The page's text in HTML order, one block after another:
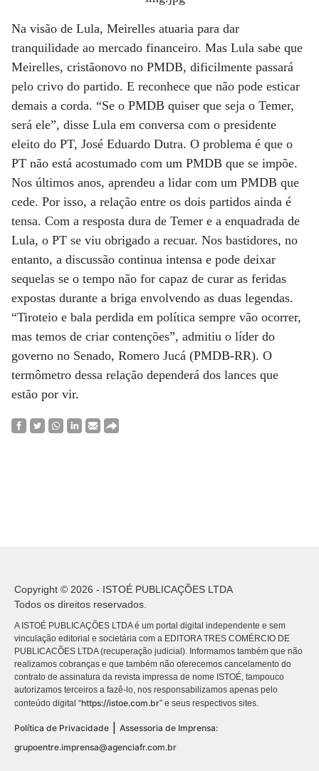
Na visão de Lula, Meirelles atuaria para dar
tranquilidade ao mercado financeiro. Mas Lula sabe que
Meirelles, cristãonovo no PMDB, dificilmente passará
pelo crivo do partido. E reconhece que não pode esticar
demais a corda. “Se o PMDB quiser que seja o Temer,
será ele”, disse Lula em conversa com o presidente
eleito do PT, José Eduardo Dutra. O problema é que o
PT não está acostumado com um PMDB que se impõe.
Nos últimos anos, aprendeu a lidar com um PMDB que
cede. Por isso, a relação entre os dois partidos ainda é
tensa. Com a resposta dura de Temer e a enquadrada de
Lula, o PT se viu obrigado a recuar. Nos bastidores, no
entanto, a discussão continua intensa e pode deixar
sequelas se o tempo não for capaz de curar as feridas
expostas durante a briga envolvendo as duas legendas.
“Tiroteio e bala perdida em política sempre vão ocorrer,
mas temos de criar contenções”, admitiu o líder do
governo no Senado, Romero Jucá (PMDB-RR). O
termômetro dessa relação dependerá dos lances que
estão por vir.
Copyright © 2026 - ISTOÉ PUBLICAÇÕES LTDA
Todos os direitos reservados.
A ISTOÉ PUBLICAÇÕES LTDA é um portal digital independente e sem
vinculação editorial e societária com a EDITORA TRES COMÉRCIO DE
PUBLICACÕES LTDA (recuperação judicial). Informamos também que não
realizamos cobranças e que também não oferecemos cancelamento do
contrato de assinatura da revista impressa de nome ISTOÉ, tampouco
autorizamos terceiros a fazê-lo, nos responsabilizamos apenas pelo
conteúdo digital “https://istoe.com.br” e seus respectivos sites.
Política de Privacidade
Assessoria de Imprensa:
grupoentre.imprensa@agenciafr.com.br